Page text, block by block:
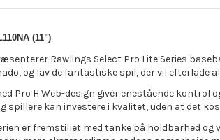
(11")
Rawlings Select Pro Lite Series
og lav de fantastiske spil, der vil efterlade
Pro H Web-design giver enestående
spillere kan investere i kvalitet, uden at det
er fremstillet med tanke på holdbarhed